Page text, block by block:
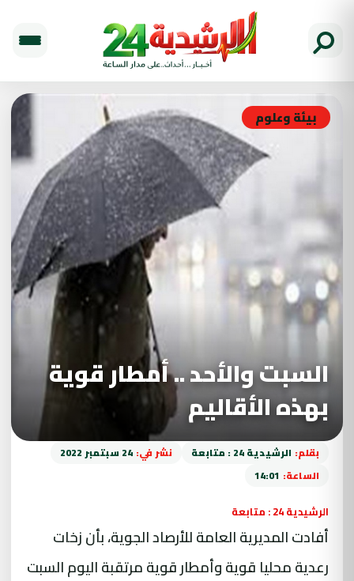
بيئة وعلوم
السبت والأحد .. أمطار قوية
بهذه الأقاليم
بقلم: الرشيدية 24 : متابعة نشر في: 24 سبتمبر 2022
الساعة: 14:01
الرشيدية 24 : متابعة
أفادت المديرية العامة للأرصاد الجوية، بأن زخات
رعدية محليا قوية وأمطار قوية مرتقبة اليوم السبت